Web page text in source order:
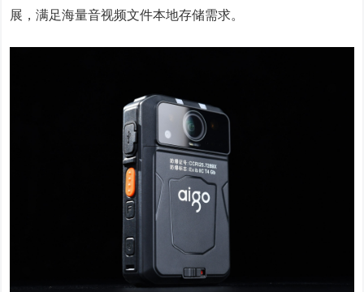
展，满足海量音视频文件本地存储需求。